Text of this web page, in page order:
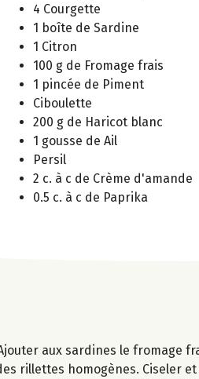
4 Courgette
1 boîte de Sardine
1 Citron
100 g de Fromage frais
1 pincée de Piment
Ciboulette
200 g de Haricot blanc
1 gousse de Ail
Persil
2 c. à c de Crème d'amande
0.5 c. à c de Paprika
aux sardines le fromage
rillettes homogènes. Ciseler